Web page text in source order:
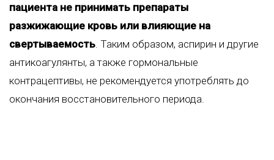
пациента не принимать препараты
разжижающие кровь или влияющие на
свертываемость. Таким образом, аспирин и другие
антикоагулянты, а также гормональные
контрацептивы, не рекомендуется употреблять до
окончания восстановительного периода.